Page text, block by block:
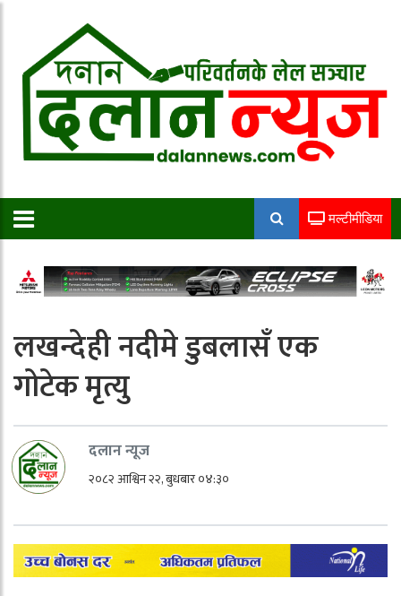
मल्टीमीडिया
लखन्देही नदीमे डुबलासँ एक
गोटेक मृत्यु
दलान न्यूज
२०८२ आश्विन २२, बुधबार ०४:३०